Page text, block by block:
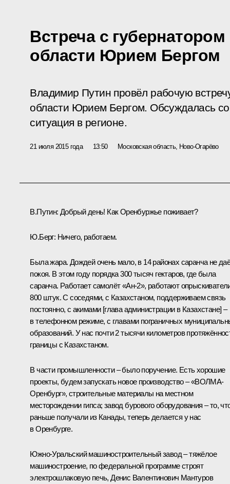
Встреча с
области Юрием Бергом
Владимир Путин провёл рабочую
области Юрием Бергом. Обсуждалась
ситуация в регионе.
21 июля 2015 года 13:50 Московская область, Ново-Огарёво
В.Путин: Добрый день! Как Оренбуржье поживает?
Ю.Берг: Ничего, работаем.
Была жара. Дождей очень мало, в 14 районах саранча не
покоя. В этом году порядка 300 тысяч гектаров, где была
саранча. Работает самолёт «Ан-2», работают
800 штук. С соседями, с Казахстаном, поддерживаем связь
постоянно, с акимами [глава администрации в Казахстане] –
в телефонном режиме, с главами пограничных
образований. У нас почти 2 тысячи километров
границы с Казахстаном.
В части промышленности – было поручение. Есть хорошие
проекты, будем запускать новое производство – «ВОЛМА-
Оренбург», строительные материалы на местном
месторождении гипса; завод бурового оборудования – то,
раньше получали из Канады, теперь делается у нас
в Оренбурге.
Южно-Уральский машиностроительный завод – тяжёлое
машиностроение, по федеральной программе строят
электрошлаковую печь, Денис Валентинович Мантуров